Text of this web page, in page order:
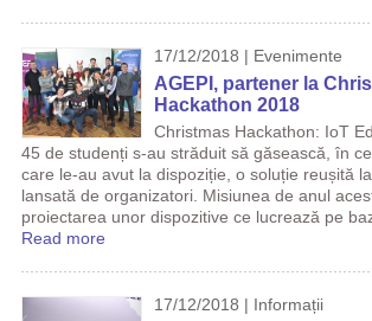
17/12/2018 | Evenimente
AGEPI, partener la
Hackathon 2018
Christmas Hackathon: IoT
45 de studenți s-au străduit să găsească, în
care le-au avut la dispoziție, o soluție reușită
lansată de organizatori. Misiunea de anul
proiectarea unor dispozitive ce lucrează pe
Read more
17/12/2018 | Informații